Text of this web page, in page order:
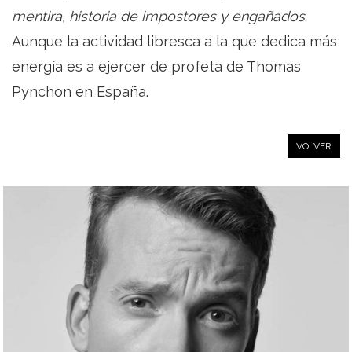
mentira, historia de impostores y engañados.
Aunque la actividad libresca a la que dedica más
energía es a ejercer de profeta de Thomas
Pynchon en España.
VOLVER